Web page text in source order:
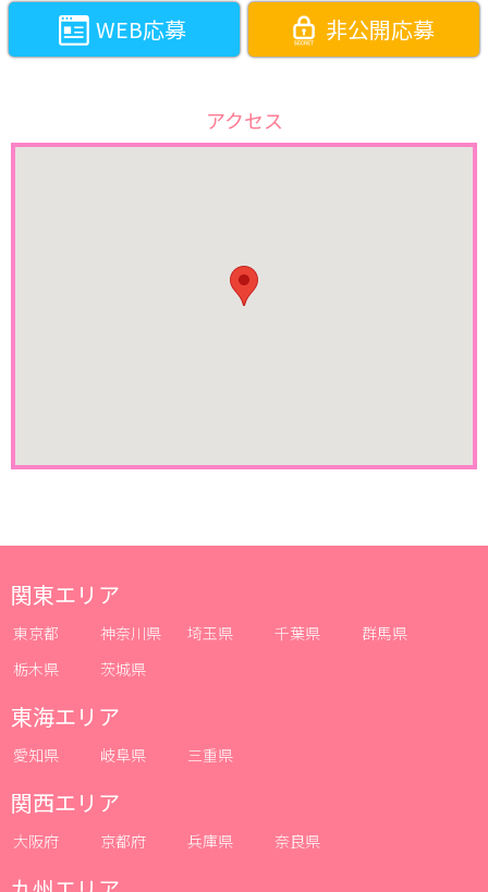
WEB応募
非公開応募
アクセス
関東エリア
東京都 神奈川県 埼玉県 千葉県
群馬県
栃木県
茨城県
東海エリア
愛知県 岐阜県 三重県
関西エリア
大阪府 京都府 兵庫県 奈良県